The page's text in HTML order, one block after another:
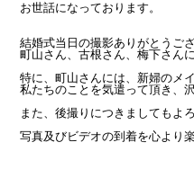
お世話になっております。
結婚式当日の撮影ありがとうご
町山さん、古根さん、梅下さん
特に、町山さんには、新婦のメ
私たちのことを気遣って頂き、
また、後撮りにつきましてもよ
写真及びビデオの到着を心より